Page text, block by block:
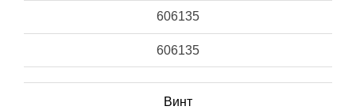
606135
606135
Винт